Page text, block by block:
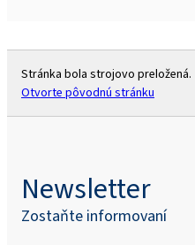
Stránka bola strojovo preložená.
Otvorte pôvodnú stránku
Newsletter
Zostaňte informovaní